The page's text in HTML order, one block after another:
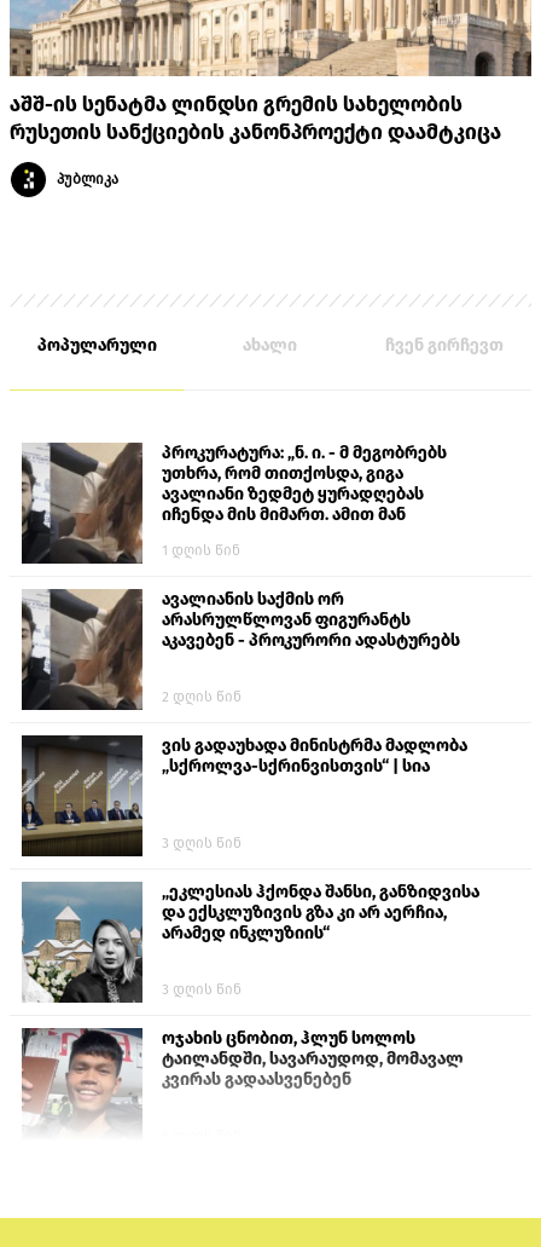
აშშ-ის სენატმა ლინდსი გრემის სახელობის
რუსეთის სანქციების კანონპროექტი დაამტკიცა
პუბლიკა
პოპულარული ახალი ჩვენ გირჩევთ
პროკურატურა: „ნ. ი. - მ მეგობრებს
უთხრა, რომ თითქოსდა, გიგა
ავალიანი ზედმეტ ყურადღებას
იჩენდა მის მიმართ. ამით მან
თავს დასხმოდა გიგა ავალიანს“
1 დღის წინ
ავალიანის საქმის ორ
არასრულწლოვან ფიგურანტს
აკავებენ - პროკურორი ადასტურებს
2 დღის წინ
ვის გადაუხადა მინისტრმა მადლობა
„სქროლვა-სქრინვისთვის“ | სია
3 დღის წინ
„ეკლესიას ჰქონდა შანსი, განზიდვისა
და ექსკლუზივის გზა კი არ აერჩია,
არამედ ინკლუზიის“
3 დღის წინ
ოჯახის ცნობით, ჰლუნ სოლოს
ტაილანდში, სავარაუდოდ, მომავალ
კვირას გადაასვენებენ